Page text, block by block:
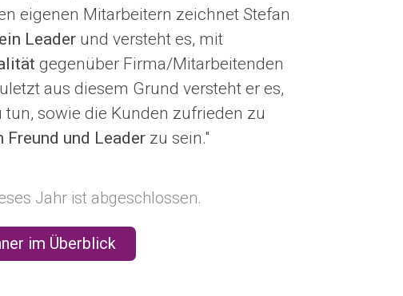
eigenen Mitarbeitern zeichnet Stefan
Leaderund versteht es, mit
gegenüber Firma/Mitarbeitenden
aus diesem Grund versteht er es,
sowie die Kunden zufrieden zu
Freund und Leaderzu sein."
Jahr ist abgeschlossen.
im Überblick